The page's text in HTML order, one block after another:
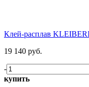
Клей-расплав
19 140 руб.
-
купить